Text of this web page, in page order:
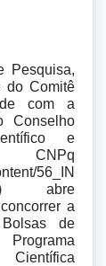
Pesquisa,
do Comitê
com a
Conselho
e
56_IN
abre
a
de
Científica